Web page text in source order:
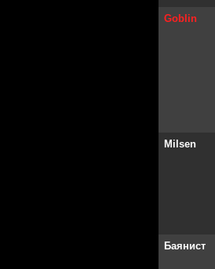
Goblin
Milsen
Баянист